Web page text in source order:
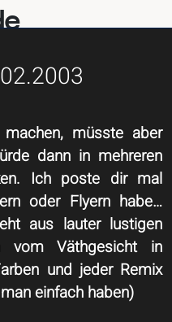
müsste aber
dann in mehreren
Ich poste dir mal
oder Flyern habe…
aus lauter lustigen
vom Väthgesicht in
und jeder Remix
einfach haben)